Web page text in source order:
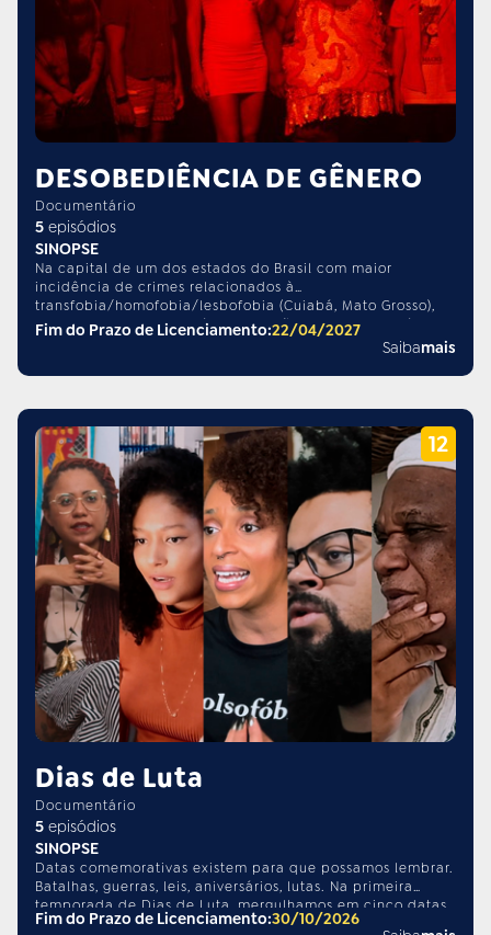
DESOBEDIÊNCIA DE GÊNERO
Documentário
5 episódios
SINOPSE
Na capital de um dos estados do Brasil com maior
incidência de crimes relacionados à
transfobia/homofobia/lesbofobia (Cuiabá, Mato Grosso),
pessoas desobedecem às convenções relacionadas às
expressões da sexualidade e de gênero, enfrentam
escolhas. Desobediência de gênero trata-se de obra
universo de experiências de personagens cuja expressão
da sexualidade e da identidade de gênero varia em
relação às normas binárias e heteronormativas que ainda
conformam - e, por conseguinte, reduzem - as
possibilidades de expressão de gênero dos indivíduos. As
personagens da série performam sexualidades complexas
e novos modos de pensar as questões de gênero.
Fim do Prazo de Licenciamento:22/04/2027
Saibamais
Dias de Luta
Documentário
5 episódios
SINOPSE
Datas comemorativas existem para que possamos lembrar.
Batalhas, guerras, leis, aniversários, lutas. Na primeira
temporada de Dias de Luta, mergulhamos em cinco datas
que moldaram a história do Brasil. Da assinatura da Lei
Fim do Prazo de Licenciamento:30/10/2026